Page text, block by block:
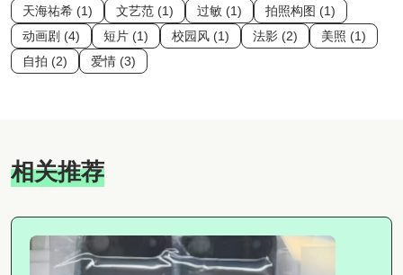
天海祐希 (1)
文艺范 (1) 过敏 (1)
拍照构图 (1)
动画剧 (4)
短片 (1) 校园风 (1) 法影 (2)
美照 (1)
自拍 (2)
爱情 (3)
相关推荐